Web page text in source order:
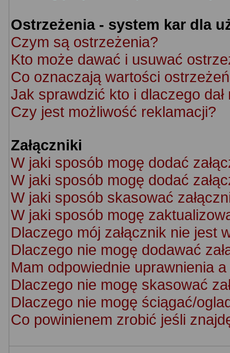
Ostrzeżenia - system kar dla
Czym są ostrzeżenia?
Kto może dawać i usuwać
Co oznaczają wartości
Jak sprawdzić kto i dlaczego
Czy jest możliwość reklamacji?
Załączniki
W jaki sposób mogę dodać
W jaki sposób mogę dodać
W jaki sposób skasować
W jaki sposób mogę
Dlaczego mój załącznik nie jest
Dlaczego nie mogę dodawać
Mam odpowiednie uprawnienia
Dlaczego nie mogę skasować
Dlaczego nie mogę ściągać/
Co powinienem zrobić jeśli